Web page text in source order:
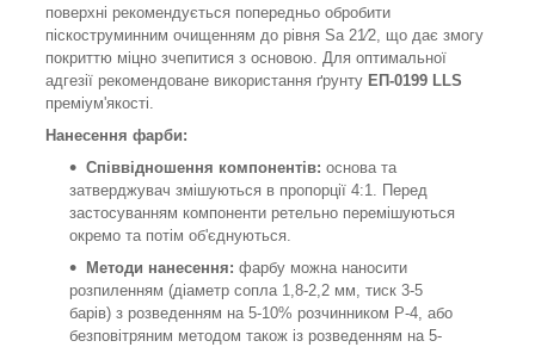
поверхні рекомендується попередньо обробити
піскоструминним очищенням до рівня Sa 21⁄2, що дає змогу
покриттю міцно зчепитися з основою. Для оптимальної
адгезії рекомендоване використання ґрунту ЕП-0199 LLS
преміум'якості.
Нанесення фарби:
Співвідношення компонентів: основа та
затверджувач змішуються в пропорції 4:1. Перед
застосуванням компоненти ретельно перемішуються
окремо та потім об'єднуються.
Методи нанесення: фарбу можна наносити
розпиленням (діаметр сопла 1,8-2,2 мм, тиск 3-5
барів) з розведенням на 5-10% розчинником Р-4, або
безповітряним методом також із розведенням на 5-